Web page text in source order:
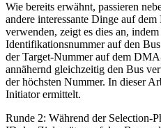
Wie bereits erwähnt, passieren
andere interessante Dinge auf
verwenden, zeigt es dies an, indem
Identifikationsnummer auf den
der Target-Nummer auf dem
annähernd gleichzeitig den Bus
der höchsten Nummer. In dieser
Initiator ermittelt.
Runde 2: Während der Selection-